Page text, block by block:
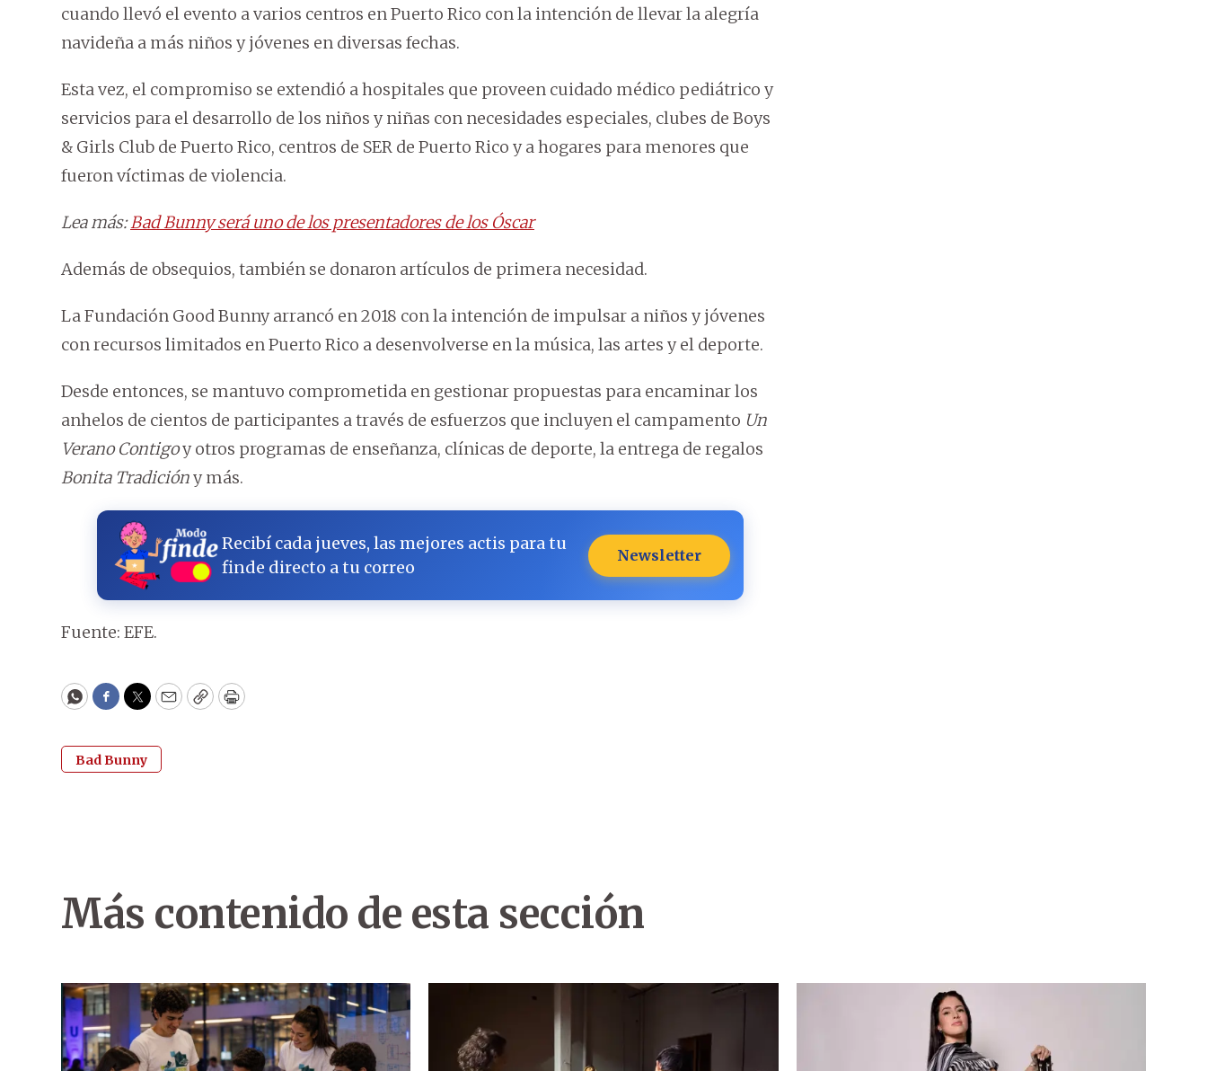
cuando llevó el evento a varios centros en Puerto Rico con la intención de llevar la alegría
navideña a más niños y jóvenes en diversas fechas.
Esta vez, el compromiso se extendió a hospitales que proveen cuidado médico pediátrico y
servicios para el desarrollo de los niños y niñas con necesidades especiales, clubes de Boys
& Girls Club de Puerto Rico, centros de SER de Puerto Rico y a hogares para menores que
fueron víctimas de violencia.
Lea más:Bad Bunny será uno de los presentadores de los Óscar
Además de obsequios, también se donaron artículos de primera necesidad.
La Fundación Good Bunny arrancó en 2018 con la intención de impulsar a niños y jóvenes
con recursos limitados en Puerto Rico a desenvolverse en la música, las artes y el deporte.
Desde entonces, se mantuvo comprometida en gestionar propuestas para encaminar los
anhelos de cientos de participantes a través de esfuerzos que incluyen el campamento Un
Verano Contigoy otros programas de enseñanza, clínicas de deporte, la entrega de regalos
Bonita Tradicióny más.
Recibí cada jueves, las mejores actis para tu
finde directo a tu correo
Newsletter
Fuente: EFE.
WhatsApp
Facebook
Twitter
EmailCopyPrint
Bad Bunny
Más contenido de esta sección